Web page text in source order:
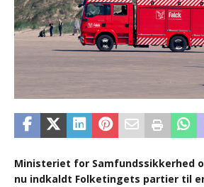
Ministeriet for Samfundssikkerhed
nu indkaldt Folketingets partier til